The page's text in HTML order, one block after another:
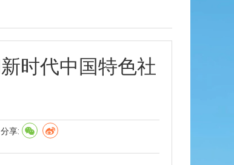
时代中国特色社
分享: